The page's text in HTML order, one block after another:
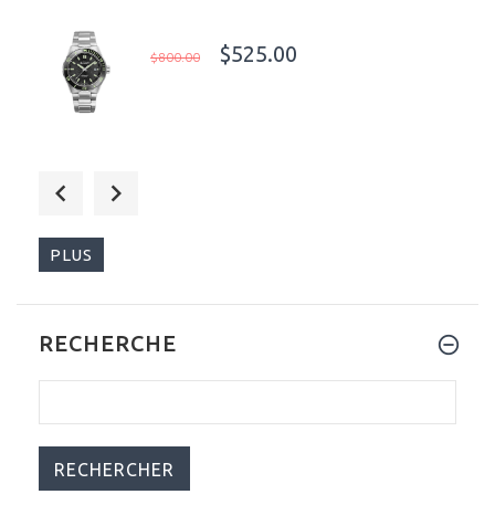
$800.00 $525.00
$479.00
PLUS
RECHERCHE